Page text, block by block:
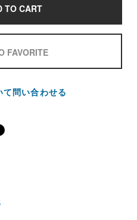
TO CART
FAVORITE
問い合わせる